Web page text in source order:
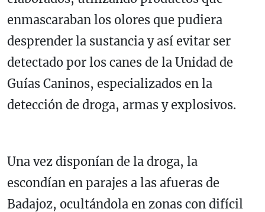
enmascaraban los olores que pudiera
desprender la sustancia y así evitar ser
detectado por los canes de la Unidad de
Guías Caninos, especializados en la
detección de droga, armas y explosivos.
Una vez disponían de la droga, la
escondían en parajes a las afueras de
Badajoz, ocultándola en zonas con difícil